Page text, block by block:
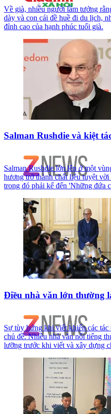
Về già, nhiều người lầm tưởng
dày và con cái đề huề đi du lịch,
đỉnh cao của hạnh phúc tuổi già.
Salman Rushdie và kiệt
Salman Rushdie lớn lên ở một
hương trở thành chất liệu tuyệt
trong đó phải kể đến 'Những đứa
Điều nhà văn lớn thường
Sự tùy hứng khi viết khiến các
chủ đề. Nhiều nhà văn nổi tiếng
lưỡng trước khi viết và xây dựng